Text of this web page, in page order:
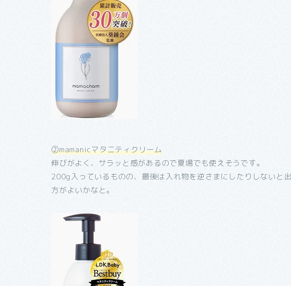
②mamanicマタニティクリーム
伸びがよく、サラッと感があるので夏場でも使えそうです。
200g入っているものの、最後は入れ物を逆さまにしたりしないと
方がよいかなと。